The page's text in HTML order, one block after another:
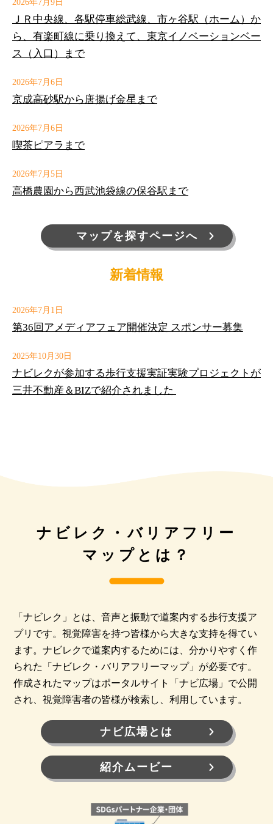
2026年7月9日
ＪＲ中央線、各駅停車総武線、市ヶ谷駅（ホーム）か
ら、有楽町線に乗り換えて、東京イノベーションベー
ス（入口）まで
2026年7月6日
京成高砂駅から唐揚げ金星まで
2026年7月6日
喫茶ピアラまで
2026年7月5日
高橋農園から西武池袋線の保谷駅まで
マップを探すページへ
新着情報
2026年7月1日
第36回アメディアフェア開催決定 スポンサー募集
2025年10月30日
ナビレクが参加する歩行支援実証実験プロジェクトが
三井不動産＆BIZで紹介されました
ナビレク・バリアフリー
マップとは？
「ナビレク」とは、音声と振動で道案内する歩行支援ア
プリです。視覚障害を持つ皆様から大きな支持を得てい
ます。ナビレクで道案内するためには、分かりやすく作
られた「ナビレク・バリアフリーマップ」が必要です。
作成されたマップはポータルサイト「ナビ広場」で公開
され、視覚障害者の皆様が検索し、利用しています。
ナビ広場とは
紹介ムービー